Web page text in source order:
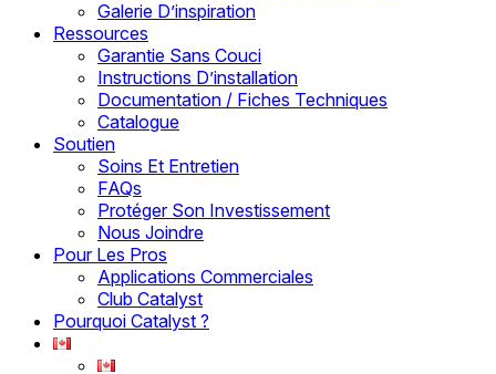
Galerie D’inspiration
Ressources
Garantie Sans Couci
Instructions D’installation
Documentation / Fiches Techniques
Catalogue
Soutien
Soins Et Entretien
FAQs
Protéger Son Investissement
Nous Joindre
Pour Les Pros
Applications Commerciales
Club Catalyst
Pourquoi Catalyst ?